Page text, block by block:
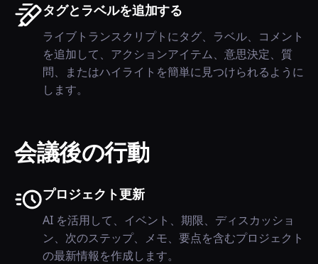
タグとラベルを追加する
ライブトランスクリプトにタグ、ラベル、コメント
を追加して、アクションアイテム、意思決定、質
問、またはハイライトを簡単に見つけられるように
します。
会議後の行動
プロジェクト更新
AI を活用して、イベント、期限、ディスカッショ
ン、次のステップ、メモ、要点を含むプロジェクト
の最新情報を作成します。